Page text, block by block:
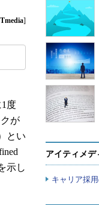
Master of IP Network
Security & Trust
Test & Tools
]
度
が
とい
示し
アイティメデ
キャリア採